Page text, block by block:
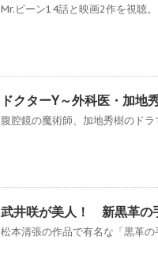
Mr.ビーン14話と映画2作を視聴
ドクターY～外科医・加地
腹腔鏡の魔術師、加地秀樹のド
武井咲が美人！ 新黒革の
松本清張の作品で有名な「黒革